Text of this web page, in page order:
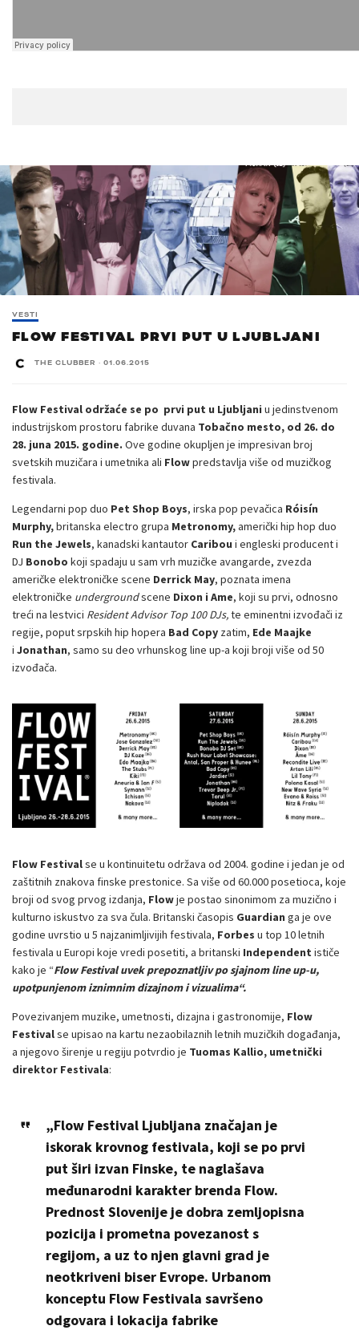
VESTI
FLOW FESTIVAL PRVI PUT U LJUBLJANI
THE CLUBBER · 01.06.2015
Flow Festival održaće se po prvi put u Ljubljani u jedinstvenom
industrijskom prostoru fabrike duvana Tobačno mesto, od 26. do
28. juna 2015. godine. Ove godine okupljen je impresivan broj
svetskih muzičara i umetnika ali Flowpredstavlja više od muzičkog
festivala.
Legendarni pop duo Pet Shop Boys, irska pop pevačica Róisín
Murphy,britanska electro grupa Metronomy,američki hip hop duo
Run the Jewels, kanadski kantautor Caribou i engleski producent i
DJ Bonobo koji spadaju u sam vrh muzičke avangarde, zvezda
američke elektroničke scene Derrick May, poznata imena
elektroničke undergroundscene Dixon i Ame, koji su prvi, odnosno
treći na lestvici Resident Advisor Top 100 DJs,te eminentni izvođači iz
regije, poput srpskih hip hopera Bad Copy zatim, Ede Maajke
i Jonathan, samo su deo vrhunskog line up-a koji broji više od 50
izvođača.
Flow Festivalse u kontinuitetu održava od 2004. godine i jedan je od
zaštitnih znakova finske prestonice. Sa više od 60.000 posetioca, koje
broji od svog prvog izdanja, Flowje postao sinonimom za muzično i
kulturno iskustvo za sva čula. Britanski časopis Guardian ga je ove
godine uvrstio u 5 najzanimljivijih festivala, Forbes u top 10 letnih
festivala u Europi koje vredi posetiti, a britanski Independent ističe
kako je “Flow Festival uvek prepoznatljiv po sjajnom line up-u,
upotpunjenom iznimnim dizajnom i vizualima“.
Povezivanjem muzike, umetnosti, dizajna i gastronomije, Flow
Festivalse upisao na kartu nezaobilaznih letnih muzičkih događanja,
a njegovo širenje u regiju potvrdio je Tuomas Kallio, umetnički
direktor Festivala:
„Flow Festival Ljubljana značajan je
iskorak krovnog festivala, koji se po prvi
put širi izvan Finske, te naglašava
međunarodni karakter brenda Flow.
Prednost Slovenije je dobra zemljopisna
pozicija i prometna povezanost s
regijom, a uz to njen glavni grad je
neotkriveni biser Evrope. Urbanom
konceptu Flow Festivala savršeno
odgovara i lokacija fabrike